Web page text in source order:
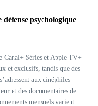
défense psychologique
Canal+ Séries et Apple TV+
et exclusifs, tandis que des
aux cinéphiles
et des documentaires de
mensuels varient